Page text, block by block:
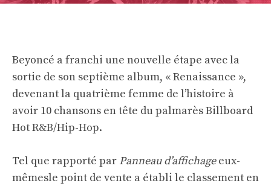
Beyoncé a franchi une nouvelle étape avec la
sortie de son septième album, « Renaissance »,
devenant la quatrième femme de l’histoire à
avoir 10 chansons en tête du palmarès Billboard
Hot R&B/Hip-Hop.
Tel que rapporté par Panneau d’affichageeux-
mêmesle point de vente a établi le classement en